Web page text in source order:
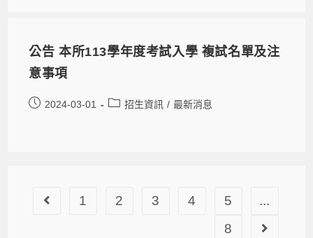
公告 本所113學年度考試入學 複試名單及注
意事項
2024-03-01 招生資訊 / 最新消息
1 2 3 4 5
...
8